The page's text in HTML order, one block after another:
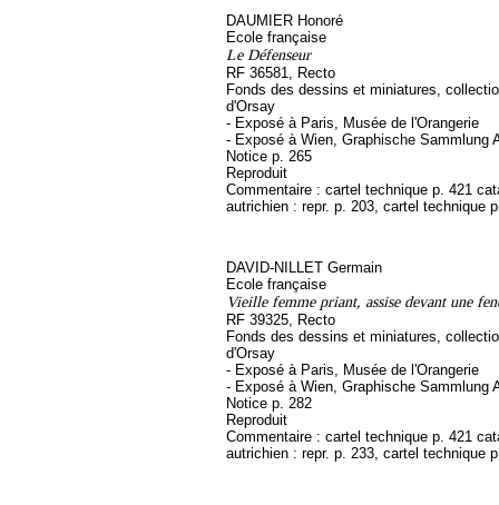
DAUMIER Honoré
Ecole française
Le Défenseur
RF 36581, Recto
Fonds des dessins et miniatures,
d'Orsay
- Exposé à Paris, Musée de l'Orangerie
- Exposé à Wien, Graphische Sammlung
Notice p. 265
Reproduit
Commentaire : cartel technique p. 421
autrichien : repr. p. 203, cartel technique
DAVID-NILLET Germain
Ecole française
Vieille femme priant, assise devant une
RF 39325, Recto
Fonds des dessins et miniatures,
d'Orsay
- Exposé à Paris, Musée de l'Orangerie
- Exposé à Wien, Graphische Sammlung
Notice p. 282
Reproduit
Commentaire : cartel technique p. 421
autrichien : repr. p. 233, cartel technique